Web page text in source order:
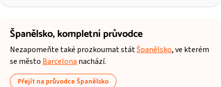
Španělsko,kompletní průvodce
Nezapomeňte také prozkoumat státŠpanělsko, ve kterém
se město Barcelona nachází.
Přejít na průvodce Španělsko